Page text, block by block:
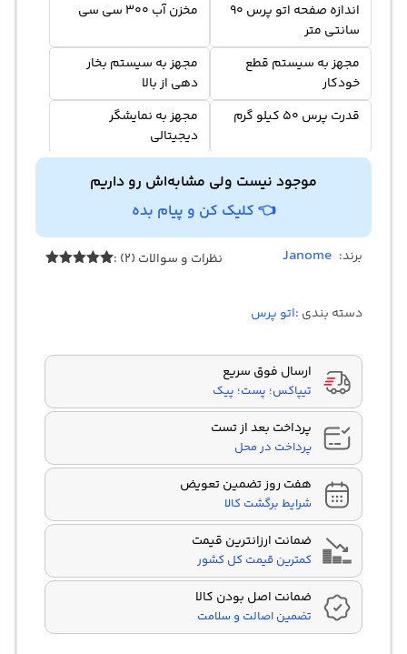
اندازه صفحه اتو پرس 90
سانتی متر
مخزن آب 300 سی سی
مجهز به سیستم قطع
خودکار
مجهز به سیستم بخار
دهی از بالا
قدرت پرس 50 کیلو گرم
مجهز به نمایشگر
دیجیتالی
موجود نیست ولی مشابه‌اش رو داریم
👈 کلیک کن و پیام بده
برند: Janome نظرات و سوالات (2) :
دسته بندی :اتو پرس
ارسال فوق سریع
تیپاکس؛ پست؛ پیک
پرداخت بعد از تست
پرداخت در محل
هفت روز تضمین تعویض
شرایط برگشت کالا
ضمانت ارزانترین قیمت
کمترین قیمت کل کشور
ضمانت اصل بودن کالا
تضمین اصالت و سلامت